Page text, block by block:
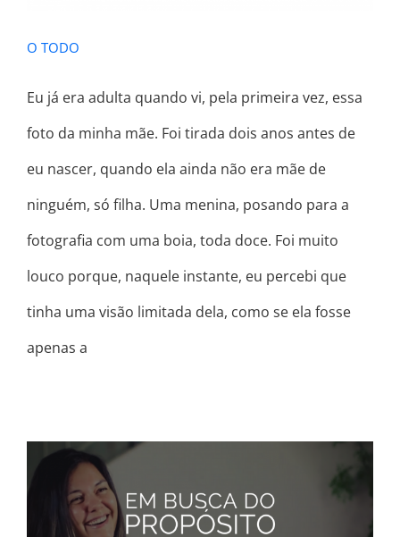
O TODO
Eu já era adulta quando vi, pela primeira vez, essa
foto da minha mãe. Foi tirada dois anos antes de
eu nascer, quando ela ainda não era mãe de
ninguém, só filha. Uma menina, posando para a
fotografia com uma boia, toda doce. Foi muito
louco porque, naquele instante, eu percebi que
tinha uma visão limitada dela, como se ela fosse
apenas a
EM BUSCA DO PROPÓSITO * SÉRIE